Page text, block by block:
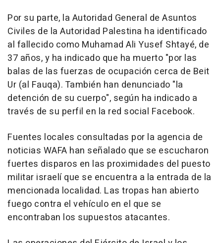
Por su parte, la Autoridad General de Asuntos
Civiles de la Autoridad Palestina ha identificado
al fallecido como Muhamad Ali Yusef Shtayé, de
37 años, y ha indicado que ha muerto "por las
balas de las fuerzas de ocupación cerca de Beit
Ur (al Fauqa). También han denunciado "la
detención de su cuerpo", según ha indicado a
través de su perfil en la red social Facebook.
Fuentes locales consultadas por la agencia de
noticias WAFA han señalado que se escucharon
fuertes disparos en las proximidades del puesto
militar israelí que se encuentra a la entrada de la
mencionada localidad. Las tropas han abierto
fuego contra el vehículo en el que se
encontraban los supuestos atacantes.